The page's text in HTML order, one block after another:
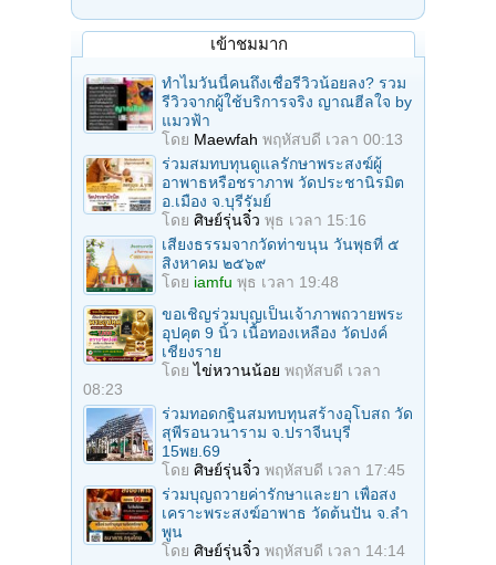
เข้าชมมาก
ทำไมวันนี้คนถึงเชื่อรีวิวน้อยลง? รวม
รีวิวจากผู้ใช้บริการจริง ญาณฮีลใจ by
แมวฟ้า
โดย Maewfah พฤหัสบดี เวลา 00:13
ร่วมสมทบทุนดูแลรักษาพระสงฆ์ผู้
อาพาธหรือชราภาพ วัดประชานิรมิต
อ.เมือง จ.บุรีรัมย์
โดย ศิษย์รุ่นจิ๋ว พุธ เวลา 15:16
เสียงธรรมจากวัดท่าขนุน วันพุธที่ ๕
สิงหาคม ๒๕๖๙
โดย iamfu พุธ เวลา 19:48
ขอเชิญร่วมบุญเป็นเจ้าภาพถวายพระ
อุปคุต 9 นิ้ว เนื้อทองเหลือง วัดปงค์
เชียงราย
โดยไข่หวานน้อย พฤหัสบดี เวลา
08:23
ร่วมทอดกฐินสมทบทุนสร้างอุโบสถ วัด
สุพีรอนวนาราม จ.ปราจีนบุรี
15พย.69
โดย ศิษย์รุ่นจิ๋ว พฤหัสบดี เวลา 17:45
ร่วมบุญถวายค่ารักษาและยา เพื่อสง
เคราะพระสงฆ์อาพาธ วัดต้นปัน จ.ลํา
พูน
โดย ศิษย์รุ่นจิ๋ว พฤหัสบดี เวลา 14:14